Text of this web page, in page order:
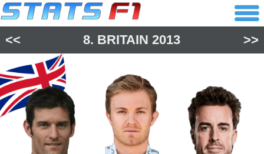
<< 8. BRITAIN 2013 >>